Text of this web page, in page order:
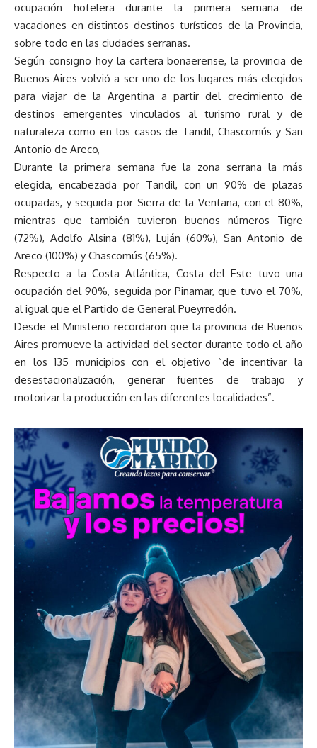
ocupación hotelera durante la primera semana de
vacaciones en distintos destinos turísticos de la Provincia,
sobre todo en las ciudades serranas.
Según consigno hoy la cartera bonaerense, la provincia de
Buenos Aires volvió a ser uno de los lugares más elegidos
para viajar de la Argentina a partir del crecimiento de
destinos emergentes vinculados al turismo rural y de
naturaleza como en los casos de Tandil, Chascomús y San
Antonio de Areco,
Durante la primera semana fue la zona serrana la más
elegida, encabezada por Tandil, con un 90% de plazas
ocupadas, y seguida por Sierra de la Ventana, con el 80%,
mientras que también tuvieron buenos números Tigre
(72%), Adolfo Alsina (81%), Luján (60%), San Antonio de
Areco (100%) y Chascomús (65%).
Respecto a la Costa Atlántica, Costa del Este tuvo una
ocupación del 90%, seguida por Pinamar, que tuvo el 70%,
al igual que el Partido de General Pueyrredón.
Desde el Ministerio recordaron que la provincia de Buenos
Aires promueve la actividad del sector durante todo el año
en los 135 municipios con el objetivo “de incentivar la
desestacionalización, generar fuentes de trabajo y
motorizar la producción en las diferentes localidades”.